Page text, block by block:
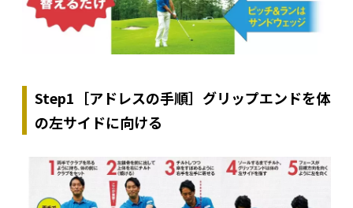
Step1［アドレスの手順］グリップエンドを体
の左サイドに向ける